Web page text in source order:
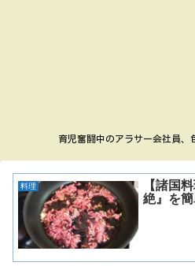
育児奮闘中のアラサー会社員、
料理
【諸国
絶』を